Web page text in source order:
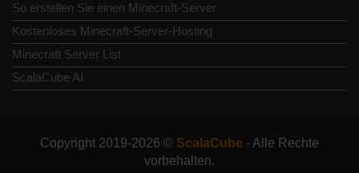
So erstellen Sie einen Minecraft-Server
Kostenloses Minecraft-Server-Hosting
Minecraft Server List
ScalaCube AI
Copyright 2019-2026 © ScalaCube - Alle Rechte
vorbehalten.